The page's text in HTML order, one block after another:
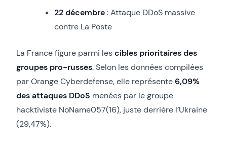
22 décembre: Attaque DDoS massive
contre La Poste
La France figure parmi lescibles prioritaires des
groupes pro-russes. Selon les données compilées
par Orange Cyberdefense, elle représente6,09%
des attaques DDoS menées par le groupe
hacktiviste NoName057(16), juste derrière l’Ukraine
(29,47%).